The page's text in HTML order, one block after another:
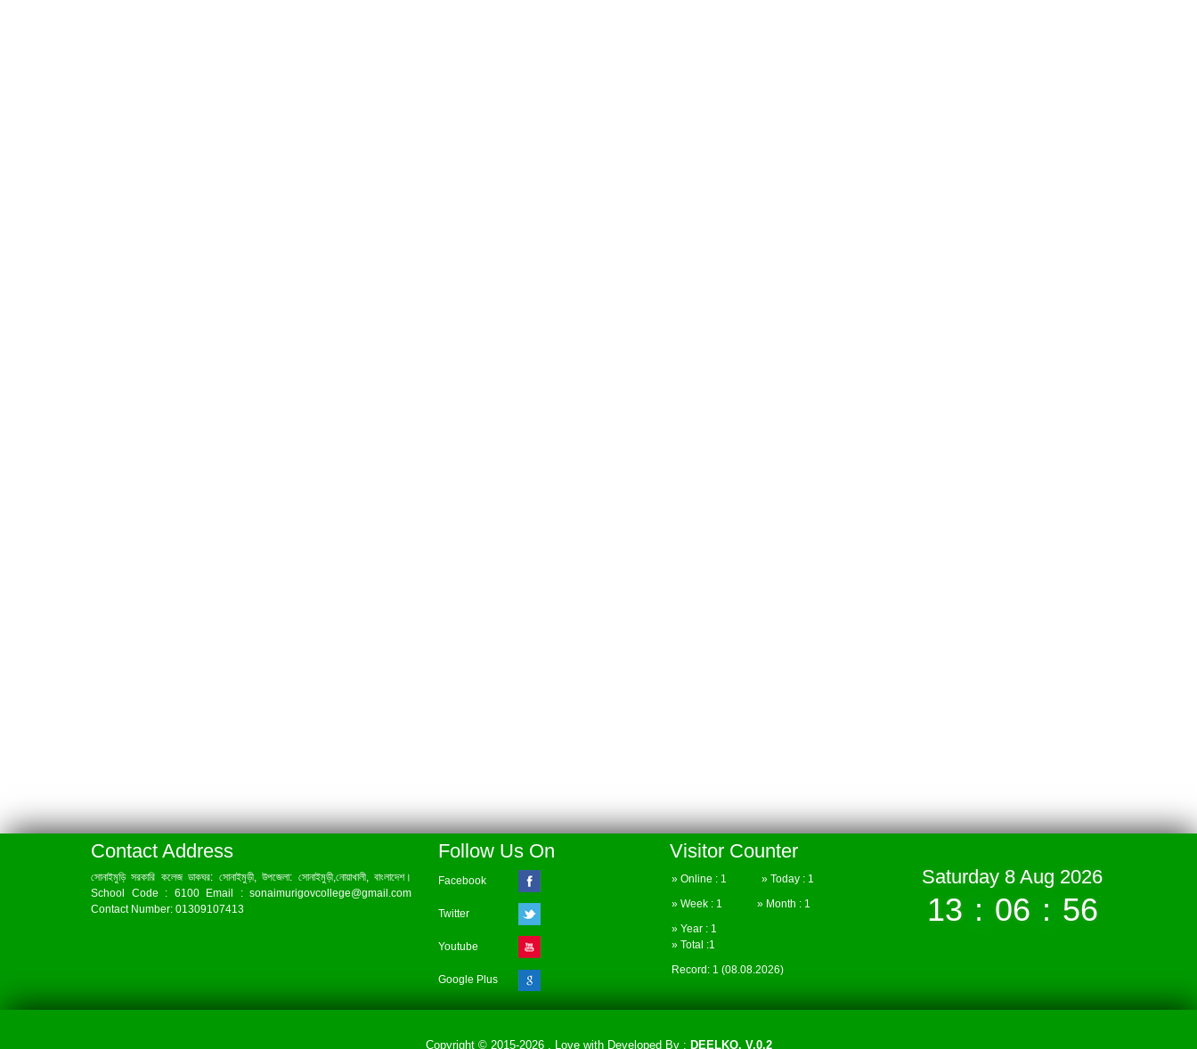
Contact Address
সোনাইমুড়ি সরকারি কলেজ ডাকঘর: সোনাইমুড়ী, উপজেলা: সোনাইমুড়ী,নোয়াখালী, বাংলাদেশ।
School Code : 6100 Email : sonaimurigovcollege@gmail.com
Contact Number: 01309107413
Follow Us On
Facebook
Twitter
Youtube
Google Plus
Visitor Counter
» Online : 1 » Today : 1
» Week : 1 » Month : 1
» Year : 1
» Total :1
Record: 1 (08.08.2026)
Saturday 8 Aug 2026
13 : 06 : 57
Copyright © 2015-2026 . Love withDeveloped By : DEELKO. V.0.2